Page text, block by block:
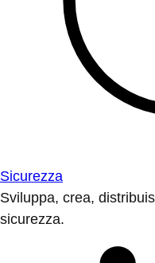
Sicurezza
Sviluppa, crea,
sicurezza.